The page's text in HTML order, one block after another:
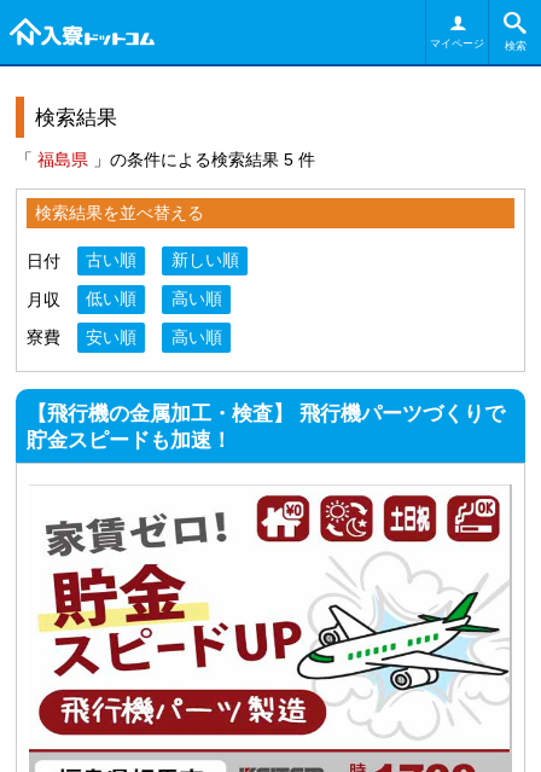
検索
マイページ
検索結果
「 福島県 」の条件による検索結果 5 件
検索結果を並べ替える
日付 古い順
新しい順
月収
低い順
高い順
寮費
安い順 高い順
【飛行機の金属加工・検査】 飛行機パーツづくりで
貯金スピードも加速！